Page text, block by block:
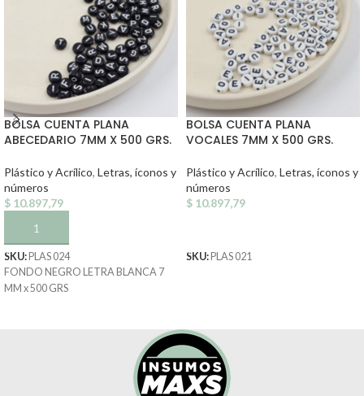
BOLSA CUENTA PLANA
ABECEDARIO 7MM X 500 GRS.
Plástico y Acrílico, Letras, íconos y
números
$ 10.897,79
AÑADIR AL CARRITO
SKU: PLAS 024
FONDO NEGRO LETRA BLANCA 7
MM x 500 GRS
BOLSA CUENTA PLANA
VOCALES 7MM X 500 GRS.
Plástico y Acrílico, Letras, íconos y
números
$ 10.897,79
SKU: PLAS 021